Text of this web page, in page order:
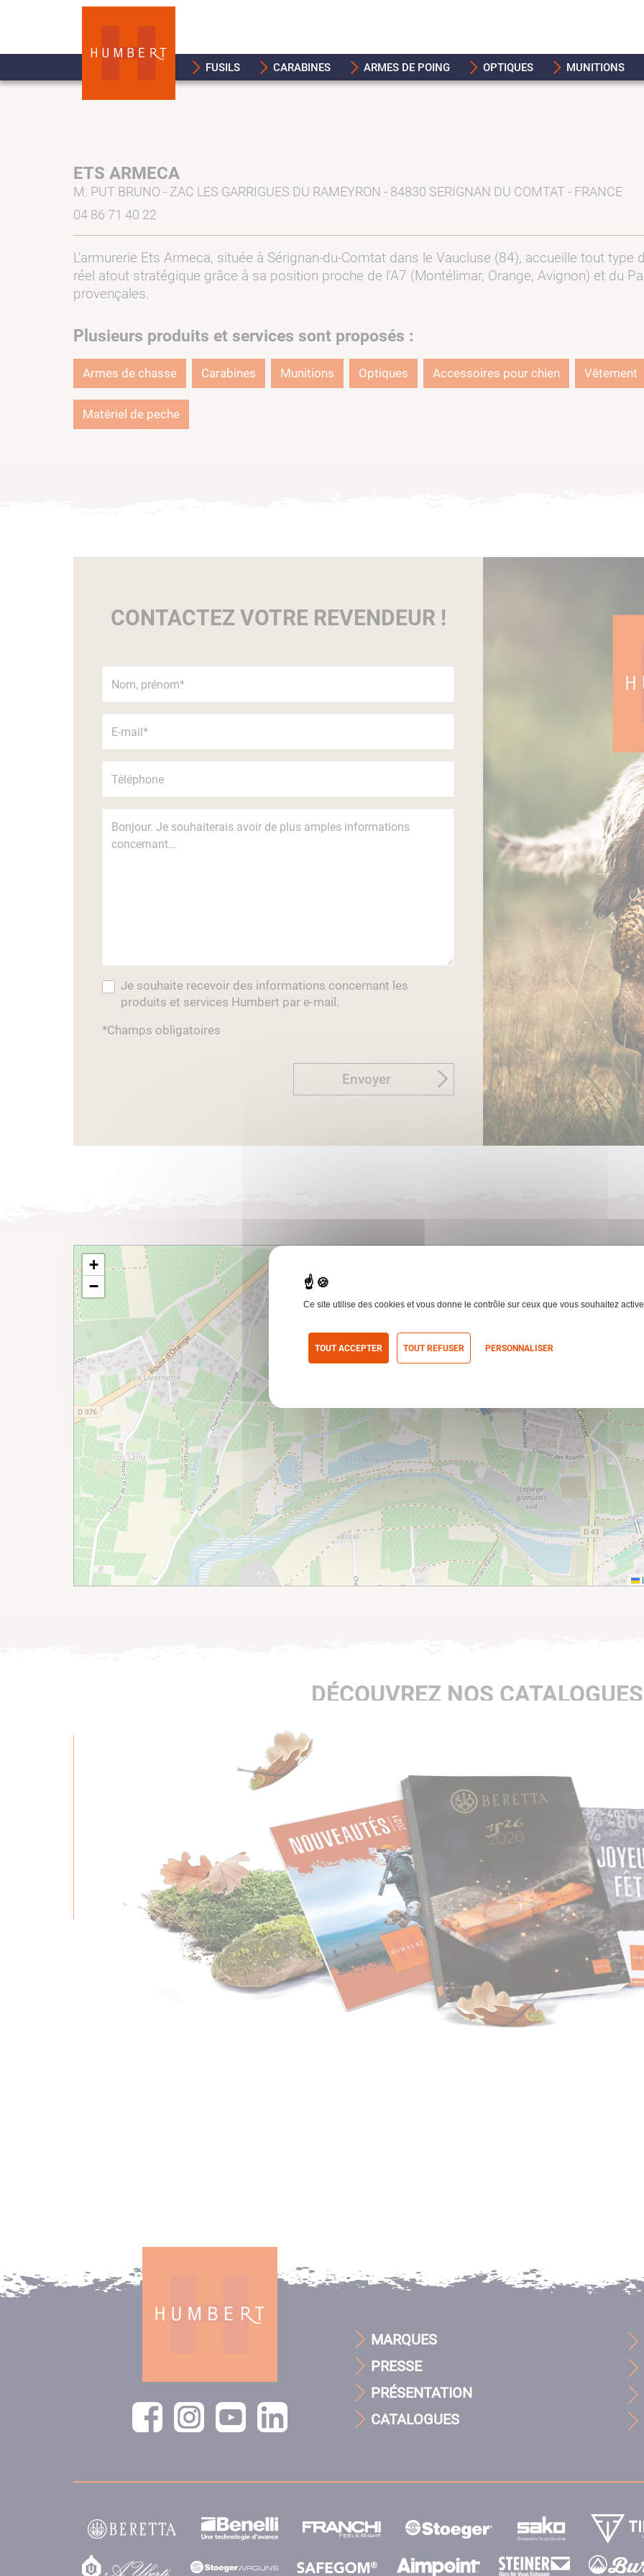
FUSILS CARABINES ARMES DE POING OPTIQUES MUNITIONS
ETS ARMECA
M. PUT BRUNO - ZAC LES GARRIGUES DU RAMEYRON - 84830 SERIGNAN DU COMTAT - FRANCE
04 86 71 40 22
L'armurerie Ets Armeca, située à Sérignan-du-Comtat dans le Vaucluse (84), accueille tout
réel atout stratégique grâce à sa position proche de l'A7 (Montélimar, Orange, Avignon) et du
provençales.
Plusieurs produits et services sont proposés :
Armes de chasse Carabines Munitions Optiques Accessoires pour chien Vêtement
Matériel de peche
CONTACTEZ VOTRE REVENDEUR !
Je souhaite recevoir des informations concernant les
produits et services Humbert par e-mail.
*Champs obligatoires
Envoyer
+
−
DÉCOUVREZ NOS
MARQUES
PRESSE
PRÉSENTATION
CATALOGUES
Ce site utilise des cookies et vous donne le contrôle sur ceux que vous souhaitez
TOUT ACCEPTER TOUT REFUSER PERSONNALISER